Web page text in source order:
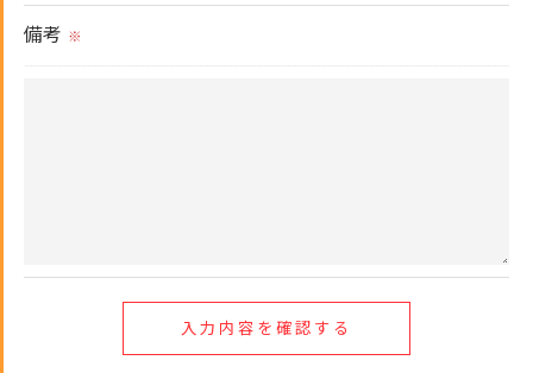
いて＞
当社では、お客様の個人情報の開示･訂正･削除・利
備考 ※